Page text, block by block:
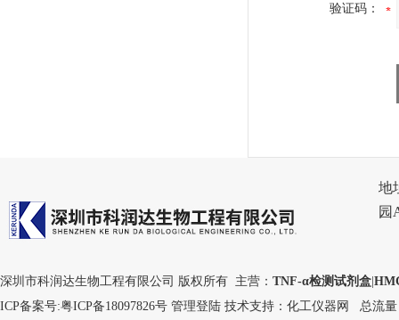
验证码：
地
园
深圳市科润达生物工程有限公司 版权所有 主营： TNF-α检测试剂盒
ICP备案号:粤ICP备18097826号 管理登陆 技术支持： 化工仪器网 总流量